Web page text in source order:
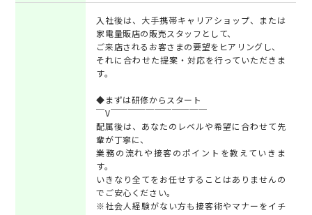
入社後は、大手携帯キャリアショップ、または
家電量販店の販売スタッフとして、
ご来店されるお客さまの要望をヒアリングし、
それに合わせた提案・対応を行っていただきま
す。
◆まずは研修からスタート
￣V￣￣￣￣￣￣￣￣￣￣￣
配属後は、あなたのレベルや希望に合わせて先
輩が丁寧に、
業務の流れや接客のポイントを教えていきま
す。
いきなり全てをお任せすることはありませんの
でご安心ください。
※社会人経験がない方も接客術やマナーをイチ